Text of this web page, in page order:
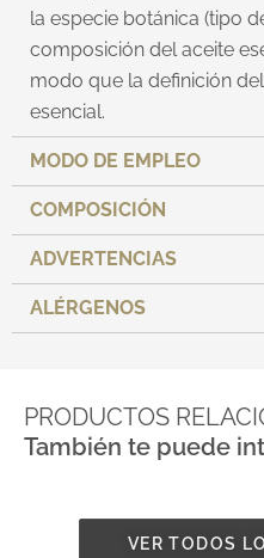
la especie botánica (tipo
composición del aceite
modo que la definición
esencial.
MODO DE EMPLEO
COMPOSICIÓN
ADVERTENCIAS
ALÉRGENOS
PRODUCTOS
También te puede
VER TODOS